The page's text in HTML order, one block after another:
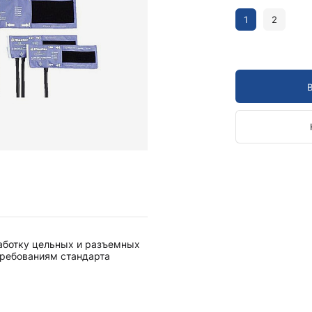
Камертоны и наборы
Камертоны
Наборы камертонов
Медицинские светильники
Запасные части к медицинским светильникам
Медицинские осветители
Пульсоксиметры ri-fox N
Термометры и аксессуары
цельных и разъемных
стандарта
1 2